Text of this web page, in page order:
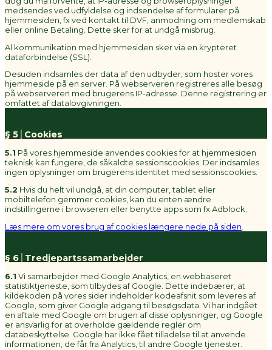
medsendes ved udfyldelse og indsendelse af formularer på
hjemmesiden, fx ved kontakt til DVF, anmodning om medlemskab
eller online Betaling. Dette sker for at undgå misbrug.
Al kommunikation med hjemmesiden sker via en krypteret
dataforbindelse (SSL).
Desuden indsamles der data af den udbyder, som hoster vores
hjemmeside på en server. På webserveren registreres alle besøg
på webserveren med brugerens IP-adresse. Denne registrering er
omfattet af datalovgivningen.
§ 5│Cookies
5.1 På vores hjemmeside anvendes cookies for at hjemmesiden
teknisk kan fungere, de såkaldte sessionscookies. Der indsamles
ingen oplysninger om brugerens identitet med sessionscookies.
5.2 Hvis du helt vil undgå, at din computer, tablet eller
mobiltelefon gemmer cookies, kan du enten ændre
indstillingerne i browseren eller benytte apps som fx Adblock.
Læs mere om vores brug af cookies længere nede på siden.
§ 6│Tredjepartssamarbejder
6.1 Vi samarbejder med Google Analytics, en webbaseret
statistiktjeneste, som tilbydes af Google. Dette indebærer, at
kildekoden på vores sider indeholder kodeafsnit som leveres af
Google, som giver Google adgang til besøgsdata. Vi har indgået
en aftale med Google om brugen af disse oplysninger, og Google
er ansvarlig for at overholde gældende regler om
databeskyttelse. Google har ikke fået tilladelse til at anvende
informationen, de får fra Analytics, til andre Google tjenester.